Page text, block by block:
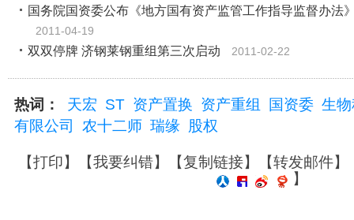
国务院国资委公布《地方国有资产监管工作指导监督办法
2011-04-19
双双停牌 济钢莱钢重组第三次启动 2011-02-22
热词： 天宏 ST 资产置换 资产重组 国资委 生
有限公司
农十二师 瑞缘 股权
【打印】【我要纠错】【复制链接】【转发邮件】
】